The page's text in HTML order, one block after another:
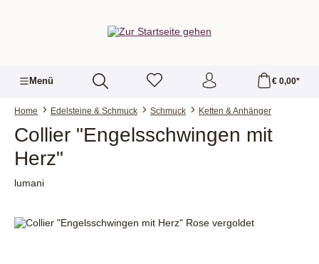
Menü € 0,00*
Home Edelsteine & Schmuck Schmuck Ketten & Anhänger
Collier "Engelsschwingen mit
Herz"
lumani
Bildergalerie überspringen